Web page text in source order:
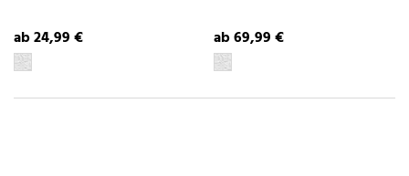
ab 24,99 € ab 69,99 €